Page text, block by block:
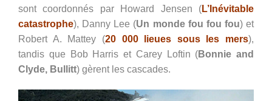
sont coordonnés par Howard Jensen (L’Inévitable
catastrophe), Danny Lee (Un monde fou fou fou) et
Robert A. Mattey (20 000 lieues sous les mers),
tandis que Bob Harris et Carey Loftin (Bonnie and
Clyde, Bullitt) gèrent les cascades.